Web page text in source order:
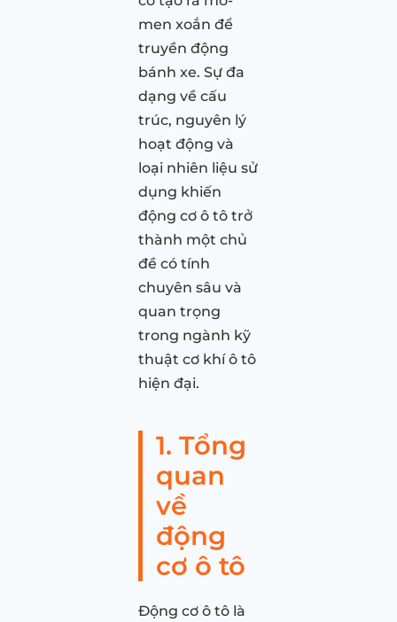
men xoắn để
truyền động
bánh xe. Sự đa
dạng về cấu
trúc, nguyên lý
hoạt động và
loại nhiên liệu sử
dụng khiến
động cơ ô tô trở
thành một chủ
đề có tính
chuyên sâu và
quan trọng
trong ngành kỹ
thuật cơ khí ô tô
hiện đại.
1. Tổng
quan
về
động
cơ ô tô
Động cơ ô tô là